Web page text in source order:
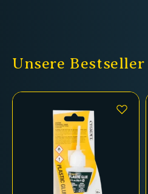
Unsere Bestseller